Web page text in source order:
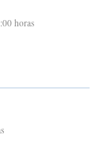
horas